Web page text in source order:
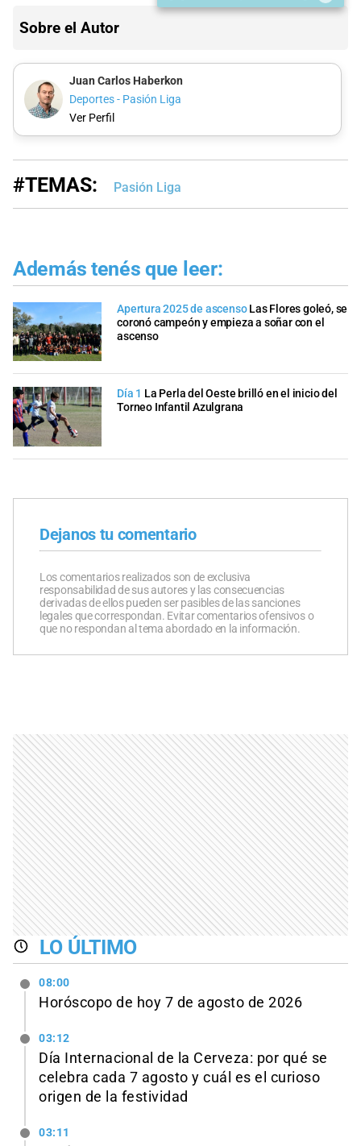
Sobre el Autor
Juan Carlos Haberkon
Deportes - Pasión Liga
Ver Perfil
#TEMAS: Pasión Liga
Además tenés que leer:
Apertura 2025 de ascenso Las Flores goleó, se
coronó campeón y empieza a soñar con el
ascenso
Día 1 La Perla del Oeste brilló en el inicio del
Torneo Infantil Azulgrana
Dejanos tu comentario
Los comentarios realizados son de exclusiva
responsabilidad de sus autores y las consecuencias
derivadas de ellos pueden ser pasibles de las sanciones
legales que correspondan. Evitar comentarios ofensivos o
que no respondan al tema abordado en la información.
LO ÚLTIMO
08:00
Horóscopo de hoy 7 de agosto de 2026
03:12
Día Internacional de la Cerveza: por qué se
celebra cada 7 agosto y cuál es el curioso
origen de la festividad
03:11